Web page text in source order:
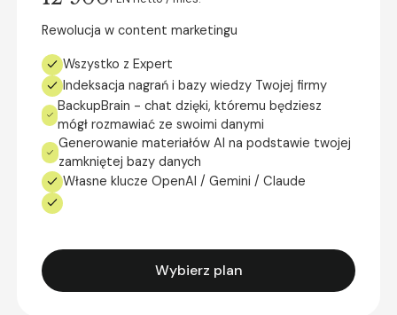
Rewolucja w content marketingu
Wszystko z Expert
Indeksacja nagrań i bazy wiedzy Twojej firmy
BackupBrain - chat dzięki, któremu będziesz
mógł rozmawiać ze swoimi danymi
Generowanie materiałów AI na podstawie twojej
zamkniętej bazy danych
Własne klucze OpenAI / Gemini / Claude
Wybierz plan